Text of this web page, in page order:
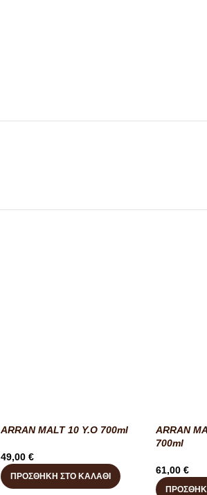
ARRAN MALT 10 Y.O 700ml
49,00 €
ΠΡΟΣΘΉΚΗ ΣΤΟ ΚΑΛΆΘΙ
ARRAN
700ml
61,00 €